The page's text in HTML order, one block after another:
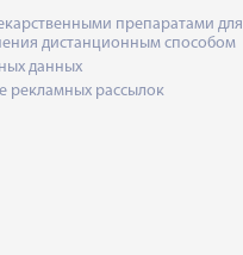
препаратами для
дистанционным способом
данных
рекламных рассылок